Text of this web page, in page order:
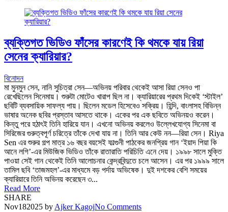
ব্যক্তিগত ভিডিও ফাঁসের কারণেই কি থমকে যায় রিয়া
সেনের ক্যারিয়ার?
বিনোদন
মা মুনমুন সেন, নানি সুচিত্রা সেন—অভিনয় পরিবার থেকেই আসা রিয়া সেনও পা
রেখেছিলেন সিনেমায়। শুরুটা মোটেও খারাপ ছিল না। ক্যারিয়ারের প্রথম দিকেই ‘স্টাইল’
ছবিটি ব্যবসায়িক সাফল্য পায়। ছিলেন মডেল হিসেবেও সক্রিয়। হিন্দি, বাংলাসহ বিভিন্ন
ভাষার অনেক ছবির প্রস্তাব আসতে থাকে। একের পর এক ছবিতে অভিনয়ও করেন।
কিন্তু পরে হঠাৎই তিনি হারিয়ে যান। এখনো অভিনয় করলেও উল্লেখযোগ্য সিনেমা বা
সিরিজের গুরুত্বপূর্ণ চরিত্রে তাঁকে দেখা যায় না। তিনি আর কেউ নন—রিয়া সেন। Riya
Sen এর শুরুর গল্প মাত্র ১৬ বছর বয়সেই ফাল্গুনী পাঠকের জনপ্রিয় গান ‘ইয়াদ পিয়া কি
আনে লগি’-এর মিউজিক ভিডিও তাঁকে রাতারাতি পরিচিতি এনে দেয়। ১৯৯৮ সালে মুক্তি
পাওয়া সেই গান থেকেই তিনি আলোচনার কেন্দ্রবিন্দুতে চলে আসেন। এর পর ১৯৯৯ সালে
তামিল ছবি ‘তাজমহল’-এর মাধ্যমে বড় পর্দায় অভিষেক। দুই দশকের বেশি সময়ের
ক্যারিয়ারে তিনি অভিনয় করেছেন ৩...
Read More
SHARE
Nov182025 by Ajker KagojNo Comments